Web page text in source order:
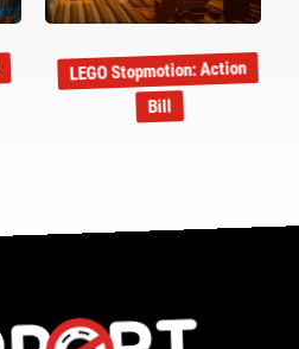
LEGO Stopmotion: Action
Bill